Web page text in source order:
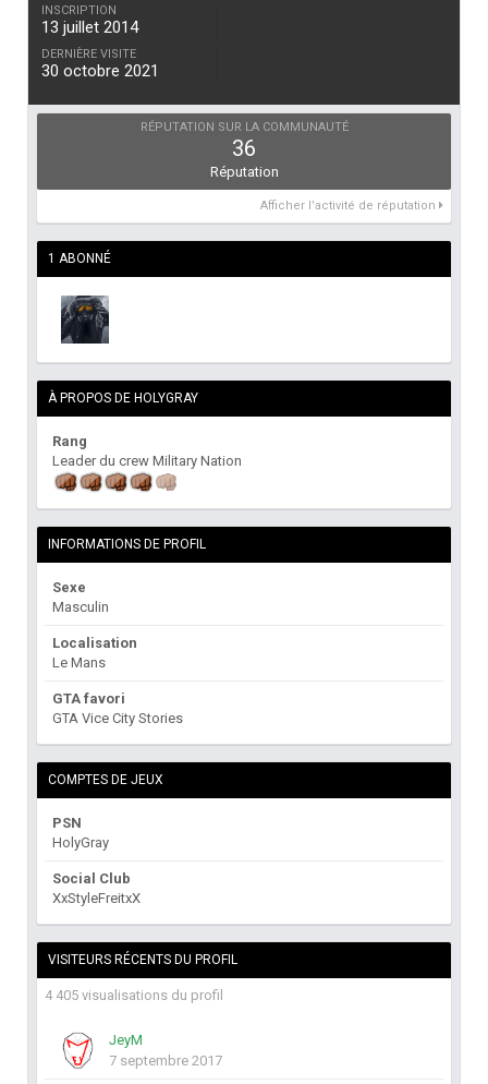
INSCRIPTION
13 juillet 2014
DERNIÈRE VISITE
30 octobre 2021
RÉPUTATION SUR LA COMMUNAUTÉ
36
Réputation
Afficher l’activité de réputation
1 ABONNÉ
À PROPOS DE HOLYGRAY
Rang
Leader du crew Military Nation
INFORMATIONS DE PROFIL
Sexe
Masculin
Localisation
Le Mans
GTA favori
GTA Vice City Stories
COMPTES DE JEUX
PSN
HolyGray
Social Club
XxStyleFreitxX
VISITEURS RÉCENTS DU PROFIL
4 405 visualisations du profil
JeyM
7 septembre 2017